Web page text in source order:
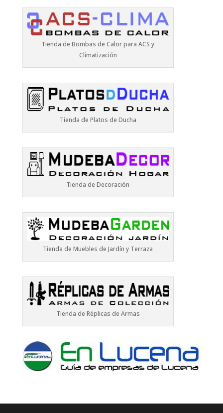
Tienda de Bombas de Calor para ACS y
Climatización
Tienda de Platos de Ducha
Tienda de Decoración
Tienda de Muebles de Jardín y Terraza
Tienda de Réplicas de Armas